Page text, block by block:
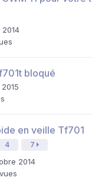
2014
bloqué
en veille Tf701
4 7
2014
vues